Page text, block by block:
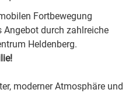
Fortbewegung
durch zahlreiche
Heldenberg.
moderner Atmosphäre und